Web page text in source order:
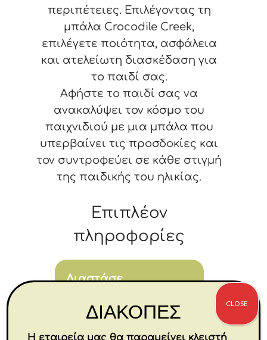
περιπέτειες. Επιλέγοντας τη
μπάλα Crocodile Creek,
επιλέγετε ποιότητα, ασφάλεια
και ατελείωτη διασκέδαση για
το παιδί σας.
Αφήστε το παιδί σας να
ανακαλύψει τον κόσμο του
παιχνιδιού με μια μπάλα που
υπερβαίνει τις προσδοκίες και
τον συντροφεύει σε κάθε στιγμή
της παιδικής του ηλικίας.
Επιπλέον
πληροφορίες
Διαστάσε
13 × 13 × 13 cm
ΔΙΑΚΟΠΕΣ
Η εταιρεία μας θα παραμείνει κλειστή
CLOSE